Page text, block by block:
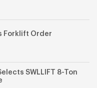
Forklift Order
SWLLIFT 8-Ton